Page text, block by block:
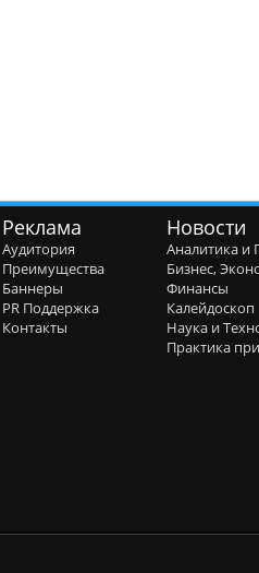
Реклама
Аудитория
Преимущества
Баннеры
PR Поддержка
Контакты
Новости
Аналитика и
Бизнес,
Финансы
Калейдоскоп
Наука и
Практика